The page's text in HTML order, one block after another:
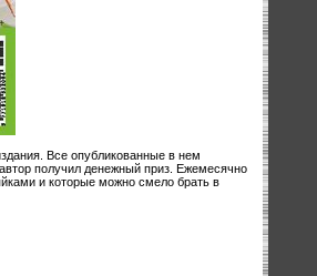
Все опубликованные в нем
получил денежный приз. Ежемесячно
и которые можно смело брать в